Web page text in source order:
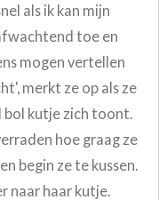
als ik kan mijn
toe en
mogen vertellen
merkt ze op als ze
kutje zich toont.
hoe graag ze
begin ze te kussen.
naar haar kutje.